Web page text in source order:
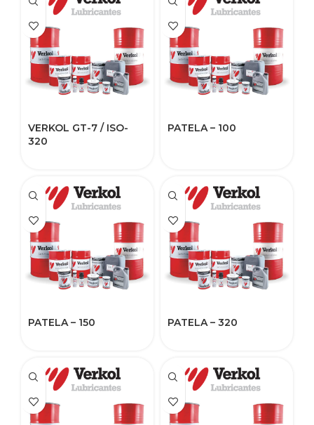
VERKOL GT-7 / ISO-
320
PATELA – 100
PATELA – 150 PATELA – 320